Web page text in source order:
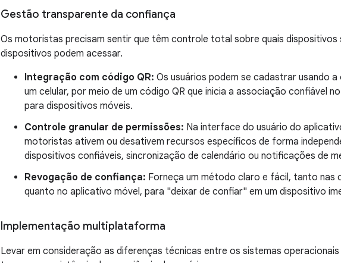
Gestão transparente da confiança
Os motoristas precisam sentir que têm controle total sobre quais dispositivos
dispositivos podem acessar.
Integração com código QR: Os usuários podem se cadastrar usando
um celular, por meio de um código QR que inicia a associação confiável
para dispositivos móveis.
Controle granular de permissões: Na interface do usuário do
motoristas ativem ou desativem recursos específicos de forma
dispositivos confiáveis, sincronização de calendário ou notificações de
Revogação de confiança: Forneça um método claro e fácil, tanto nas
quanto no aplicativo móvel, para "deixar de confiar" em um dispositivo
Implementação multiplataforma
Levar em consideração as diferenças técnicas entre os sistemas